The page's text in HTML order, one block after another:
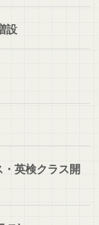
設
英検クラス開